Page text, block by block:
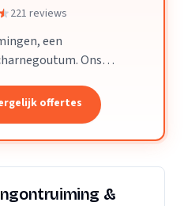
221 reviews
een
Ons
offertes
&